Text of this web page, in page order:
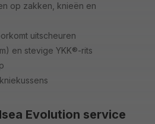
op zakken, knieën en
uitscheuren
en stevige YKK®-rits
Evolution service